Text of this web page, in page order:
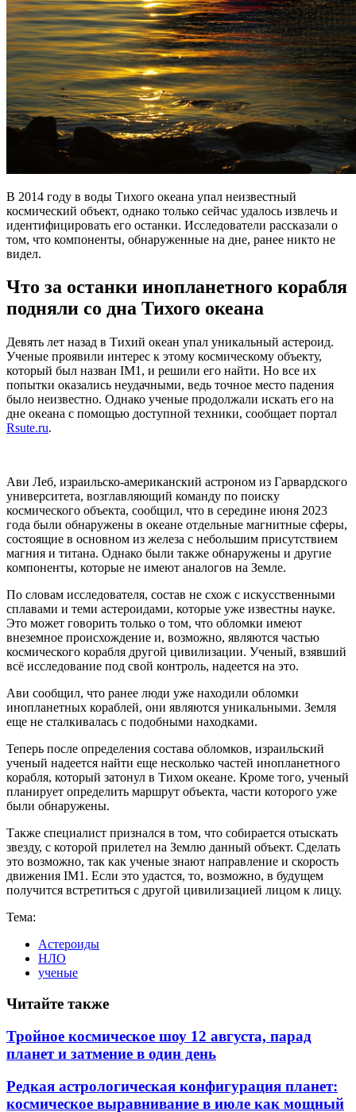
В 2014 году в воды Тихого океана упал неизвестный
космический объект, однако только сейчас удалось извлечь и
идентифицировать его останки. Исследователи рассказали о
том, что компоненты, обнаруженные на дне, ранее никто не
видел.
Что за останки инопланетного корабля
подняли со дна Тихого океана
Девять лет назад в Тихий океан упал уникальный астероид.
Ученые проявили интерес к этому космическому объекту,
который был назван IM1, и решили его найти. Но все их
попытки оказались неудачными, ведь точное место падения
было неизвестно. Однако ученые продолжали искать его на
дне океана с помощью доступной техники, сообщает портал
Rsute.ru.
Ави Леб, израильско-американский астроном из Гарвардского
университета, возглавляющий команду по поиску
космического объекта, сообщил, что в середине июня 2023
года были обнаружены в океане отдельные магнитные сферы,
состоящие в основном из железа с небольшим присутствием
магния и титана. Однако были также обнаружены и другие
компоненты, которые не имеют аналогов на Земле.
По словам исследователя, состав не схож с искусственными
сплавами и теми астероидами, которые уже известны науке.
Это может говорить только о том, что обломки имеют
внеземное происхождение и, возможно, являются частью
космического корабля другой цивилизации. Ученый, взявший
всё исследование под свой контроль, надеется на это.
Ави сообщил, что ранее люди уже находили обломки
инопланетных кораблей, они являются уникальными. Земля
еще не сталкивалась с подобными находками.
Теперь после определения состава обломков, израильский
ученый надеется найти еще несколько частей инопланетного
корабля, который затонул в Тихом океане. Кроме того, ученый
планирует определить маршрут объекта, части которого уже
были обнаружены.
Также специалист признался в том, что собирается отыскать
звезду, с которой прилетел на Землю данный объект. Сделать
это возможно, так как ученые знают направление и скорость
движения IM1. Если это удастся, то, возможно, в будущем
получится встретиться с другой цивилизацией лицом к лицу.
Тема:
Астероиды
НЛО
ученые
Читайте также
Тройное космическое шоу 12 августа, парад
планет и затмение в один день
Редкая астрологическая конфигурация планет:
космическое выравнивание в июле как мощный